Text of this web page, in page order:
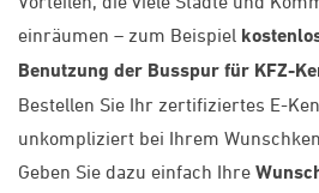
einräumen – zum Beispiel
Benutzung der Busspur für KFZ-
Bestellen Sie Ihr zertifiziertes E-
unkompliziert bei Ihrem
Geben Sie dazu einfach Ihre